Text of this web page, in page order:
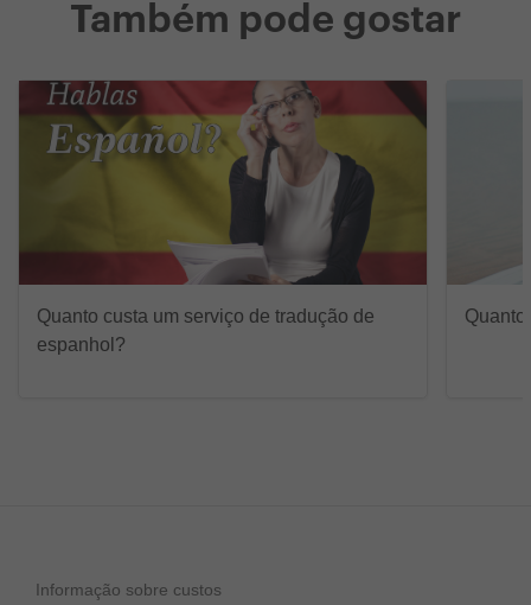
Também pode gostar
Quanto custa um serviço de tradução de
espanhol?
Informação sobre custos